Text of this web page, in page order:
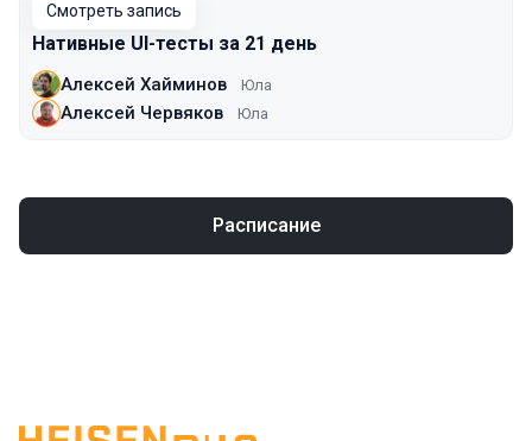
Смотреть запись
Нативные UI-тесты за 21 день
Алексей Хайминов Юла
Алексей Червяков Юла
Расписание